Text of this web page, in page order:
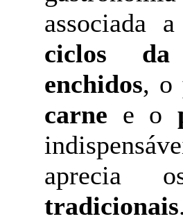
associada
ciclos da
enchidos, o
carne e o
aprecia
tradicionais